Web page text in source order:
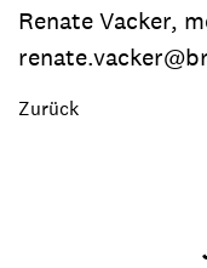
Renate Vacker,
Zurück